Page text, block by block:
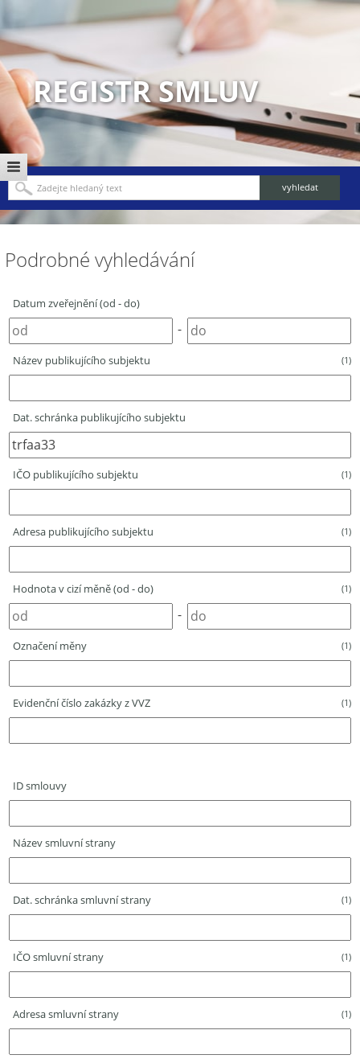
REGISTR SMLUV
Podrobné vyhledávání
Datum zveřejnění (od - do)
-
Název publikujícího subjektu (1)
Dat. schránka publikujícího subjektu
IČO publikujícího subjektu (1)
Adresa publikujícího subjektu (1)
Hodnota v cizí měně (od - do) (1)
-
Označení měny (1)
Evidenční číslo zakázky z VVZ (1)
ID smlouvy
Název smluvní strany
Dat. schránka smluvní strany (1)
IČO smluvní strany (1)
Adresa smluvní strany (1)